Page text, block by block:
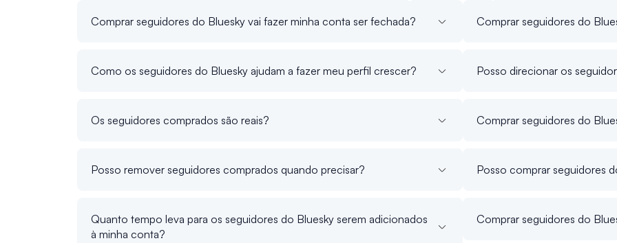
Comprar seguidores do Bluesky vai fazer minha conta ser fechada?
Como os seguidores do Bluesky ajudam a fazer meu perfil crescer?
Os seguidores comprados são reais?
Posso remover seguidores comprados quando precisar?
Quanto tempo leva para os seguidores do Bluesky serem adicionados
à minha conta?
Comprar seguidores do
Posso direcionar os
Comprar seguidores do
Posso comprar seguidores
Comprar seguidores do